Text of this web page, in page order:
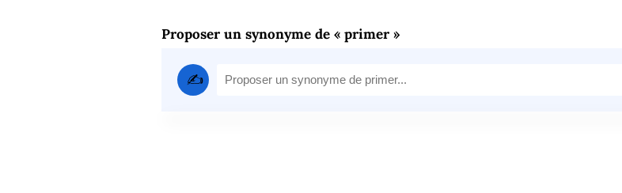
Proposer un synonyme de « primer »
✍️